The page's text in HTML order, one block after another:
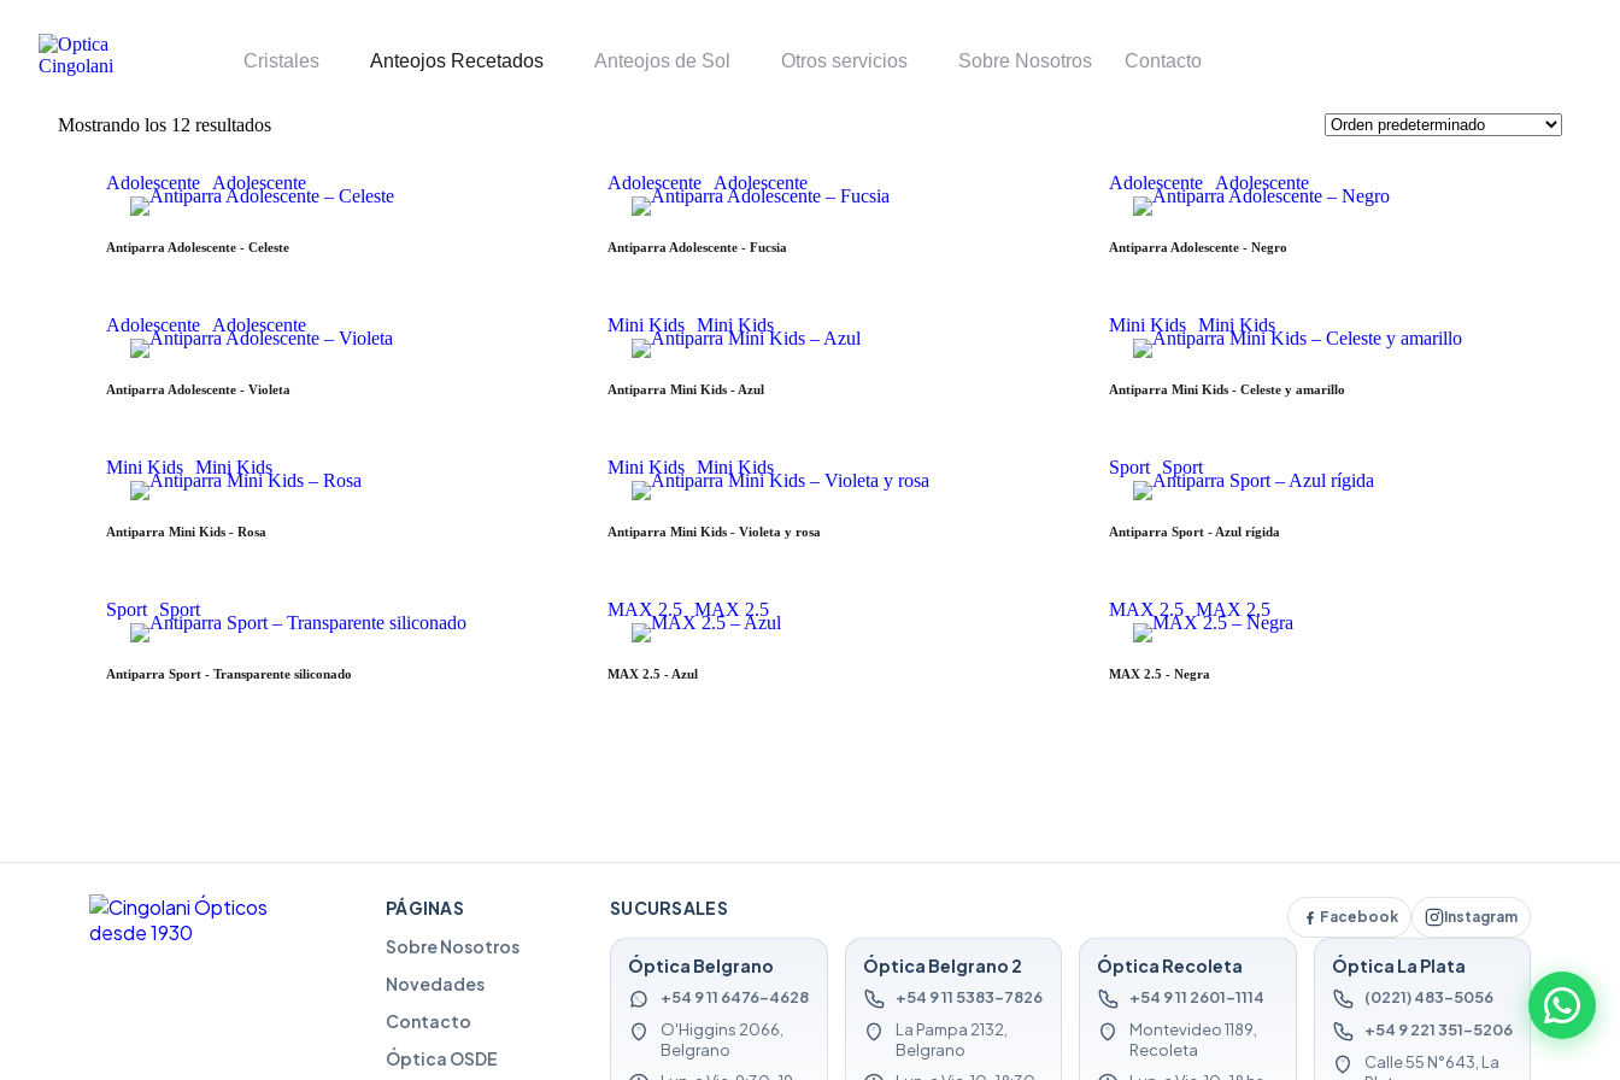
Cristales Anteojos Recetados Anteojos de Sol Otros servicios Sobre Nosotros Contacto
Mostrando los 12 resultados
Adolescente Adolescente
Antiparra Adolescente - Celeste
Adolescente Adolescente
Antiparra Adolescente - Fucsia
Adolescente Adolescente
Antiparra Adolescente - Negro
Adolescente Adolescente
Antiparra Adolescente - Violeta
Mini Kids Mini Kids
Antiparra Mini Kids - Azul
Mini Kids Mini Kids
Antiparra Mini Kids - Celeste y amarillo
Mini Kids Mini Kids
Antiparra Mini Kids - Rosa
Mini Kids Mini Kids
Antiparra Mini Kids - Violeta y rosa
Sport Sport
Antiparra Sport - Azul rígida
Sport Sport
Antiparra Sport - Transparente siliconado
MAX 2.5 MAX 2.5
MAX 2.5 - Azul
MAX 2.5 MAX 2.5
MAX 2.5 - Negra
PÁGINAS
Sobre Nosotros
Novedades
Contacto
Óptica OSDE
SUCURSALES Facebook Instagram
Óptica Belgrano
+54 9 11 6476-4628
O'Higgins 2066,
Belgrano
Óptica Belgrano 2
+54 9 11 5383-7826
La Pampa 2132,
Belgrano
Óptica Recoleta
+54 9 11 2601-1114
Montevideo 1189,
Recoleta
Óptica La Plata
(0221) 483-5056
+54 9 221 351-5206
Calle 55 N°643, La